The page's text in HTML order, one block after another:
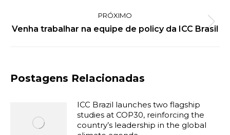
PRÓXIMO
Próximo
Venha trabalhar na equipe de policy da ICC Brasil
Postagens Relacionadas
ICC Brazil launches two flagship
studies at COP30, reinforcing the
country’s leadership in the global